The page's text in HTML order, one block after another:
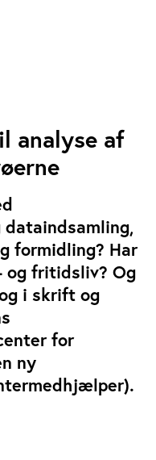
analyse af
formidling? Har
fritidsliv? Og
i skrift og
for
ny